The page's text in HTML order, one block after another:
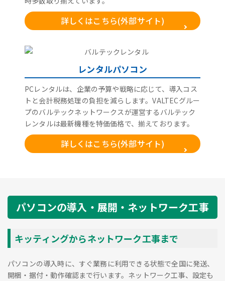
詳しくはこちら(外部サイト)
レンタルパソコン
PCレンタルは、企業の予算や戦略に応じて、導入コス
トと会計税務処理の負担を減らします。VALTECグルー
プのバルテックネットワークスが運営するバルテック
レンタルは最新機種を特価価格で、揃えております。
詳しくはこちら(外部サイト)
パソコンの導入・展開・ネットワーク工事
キッティングからネットワーク工事まで
パソコンの導入時に、すぐ業務に利用できる状態で全国に発送、
開梱・据付・動作確認まで行います。ネットワーク工事、設定も